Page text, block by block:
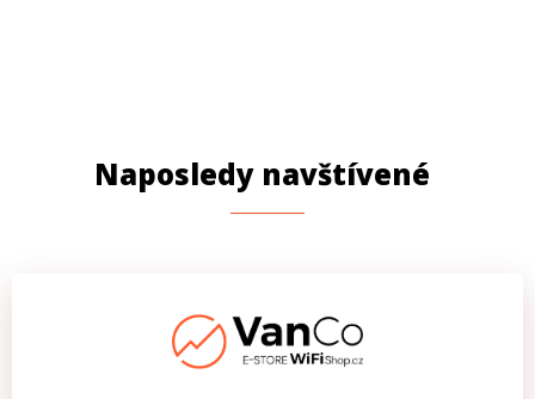
Naposledy navštívené